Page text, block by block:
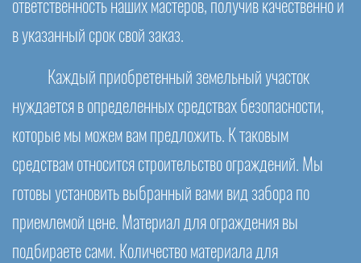
ответственность наших мастеров, получив качественно и
в указанный срок свой заказ.
Каждый приобретенный земельный участок
нуждается в определенных средствах безопасности,
которые мы можем вам предложить. К таковым
средствам относится строительство ограждений. Мы
готовы установить выбранный вами вид забора по
приемлемой цене. Материал для ограждения вы
подбираете сами. Количество материала для